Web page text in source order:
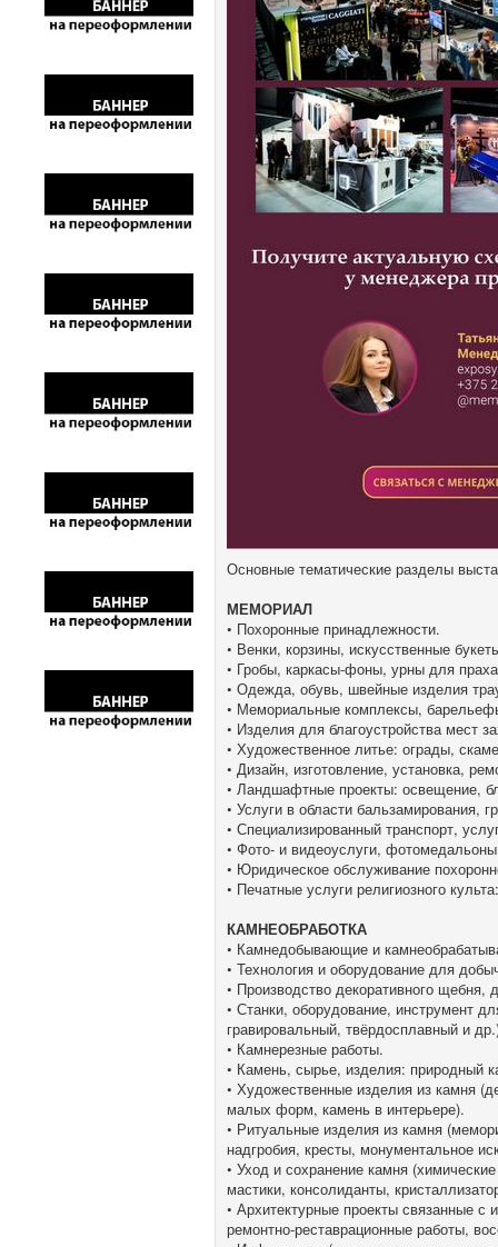
Основные тематические разделы
МЕМОРИАЛ
• Похоронные принадлежности.
• Венки, корзины, искусственные
• Гробы, каркасы-фоны, урны для
• Одежда, обувь, швейные изделия
• Мемориальные комплексы,
• Изделия для благоустройства мест
• Художественное литье: ограды,
• Дизайн, изготовление, установка,
• Ландшафтные проекты: освещение,
• Услуги в области бальзамирования,
• Специализированный транспорт,
• Фото- и видеоуслуги,
• Юридическое обслуживание
• Печатные услуги религиозного
КАМНЕОБРАБОТКА
• Камнедобывающие и
• Технология и оборудование для
• Производство декоративного щебня,
• Станки, оборудование, инструмент
гравировальный, твёрдосплавный и
• Камнерезные работы.
• Камень, сырье, изделия: природный
• Художественные изделия из камня
малых форм, камень в интерьере).
• Ритуальные изделия из камня
надгробия, кресты, монументальное
• Уход и сохранение камня
мастики, консолиданты,
• Архитектурные проекты связанные с
ремонтно-реставрационные работы,